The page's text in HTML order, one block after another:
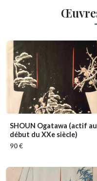
SHOUN Ogatawa (actif au
début du XXe siècle)
90 €